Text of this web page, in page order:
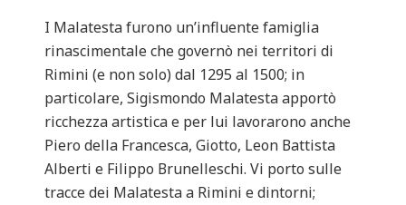
I Malatesta furono un’influente famiglia
rinascimentale che governò nei territori di
Rimini (e non solo) dal 1295 al 1500; in
particolare, Sigismondo Malatesta apportò
ricchezza artistica e per lui lavorarono anche
Piero della Francesca, Giotto, Leon Battista
Alberti e Filippo Brunelleschi. Vi porto sulle
tracce dei Malatesta a Rimini e dintorni;